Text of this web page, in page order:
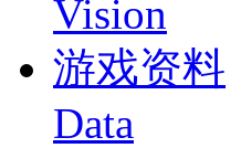
Vision
游戏资料
Data